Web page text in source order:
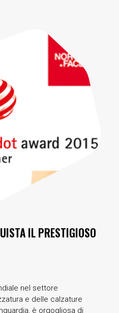
IL PRESTIGIOSO
nel settore
e delle calzature
è orgogliosa di